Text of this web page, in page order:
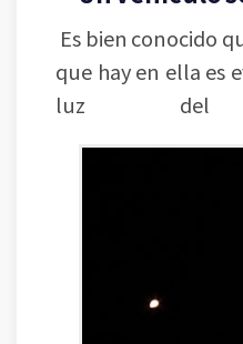
Es bien conocido
que hay en ella es
luz